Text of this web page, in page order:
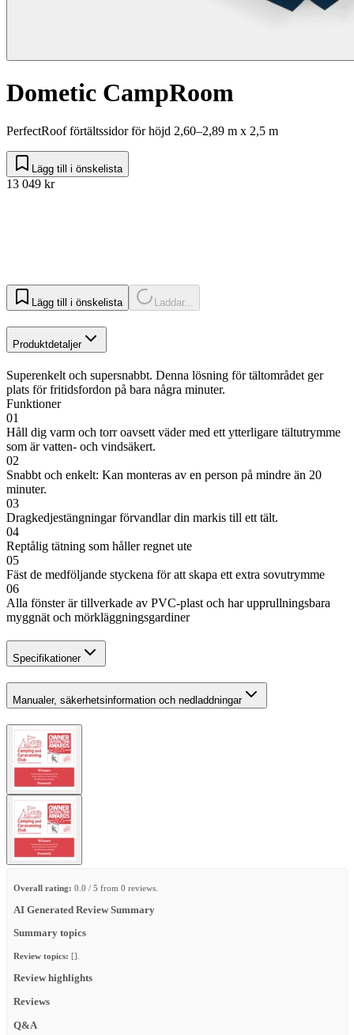
Dometic CampRoom
PerfectRoof förtältssidor för höjd 2,60–2,89 m x 2,5 m
Lägg till i önskelista
13 049 kr
Lägg till i önskelista Laddar...
Produktdetaljer
Superenkelt och supersnabbt. Denna lösning för tältområdet ger
plats för fritidsfordon på bara några minuter.
Funktioner
01
Håll dig varm och torr oavsett väder med ett ytterligare tältutrymme
som är vatten- och vindsäkert.
02
Snabbt och enkelt: Kan monteras av en person på mindre än 20
minuter.
03
Dragkedjestängningar förvandlar din markis till ett tält.
04
Reptålig tätning som håller regnet ute
05
Fäst de medföljande styckena för att skapa ett extra sovutrymme
06
Alla fönster är tillverkade av PVC-plast och har upprullningsbara
myggnät och mörkläggningsgardiner
Specifikationer
Manualer, säkerhetsinformation och nedladdningar
Overall rating: 0.0 / 5 from 0 reviews.
AI Generated Review Summary
Summary topics
Review topics: [].
Review highlights
Reviews
Q&A